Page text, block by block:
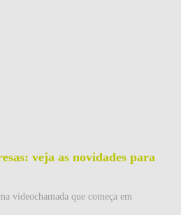
veja as novidades para
videochamada que começa em